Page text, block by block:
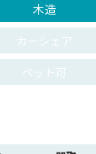
木造
カーシェア
ペット可